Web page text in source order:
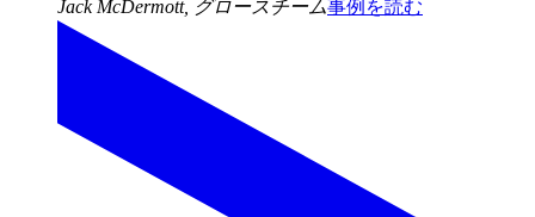
Jack McDermott, グロースチーム事例を読む